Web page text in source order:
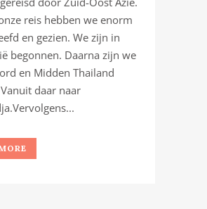
reis hebben we enorm
en gezien. We zijn in
begonnen. Daarna zijn we
en Midden Thailand
daar naar